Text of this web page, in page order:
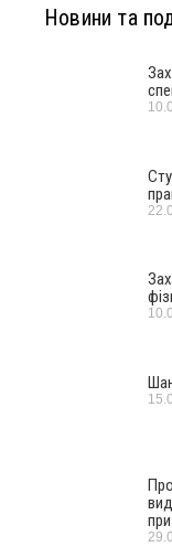
Новини та